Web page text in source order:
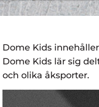
Dome Kids
Dome Kids lär sig
och olika åksporter.